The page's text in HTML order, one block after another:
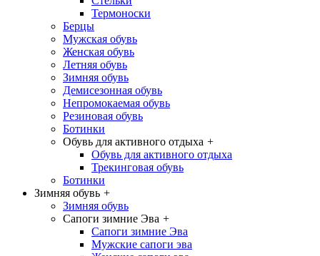
Термоноски
Берцы
Мужская обувь
Женская обувь
Летняя обувь
Зимняя обувь
Демисезонная обувь
Непромокаемая обувь
Резиновая обувь
Ботинки
Обувь для активного отдыха +
Обувь для активного отдыха
Трекинговая обувь
Ботинки
Зимняя обувь +
Зимняя обувь
Сапоги зимние Эва +
Сапоги зимние Эва
Мужские сапоги эва